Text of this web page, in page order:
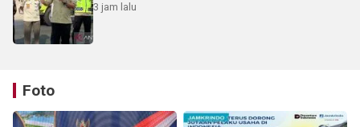
3 jam lalu
Foto